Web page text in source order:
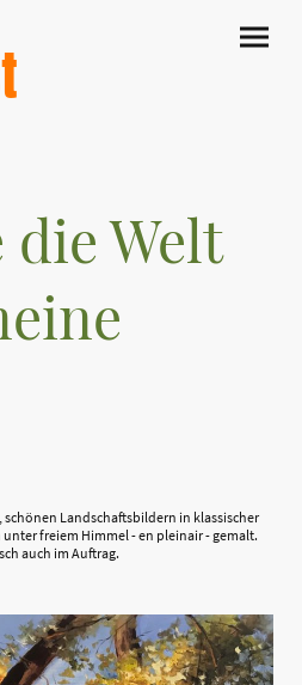
die Welt
schönen Landschaftsbildern in klassischer
freiem Himmel - en pleinair - gemalt.
auch im Auftrag.